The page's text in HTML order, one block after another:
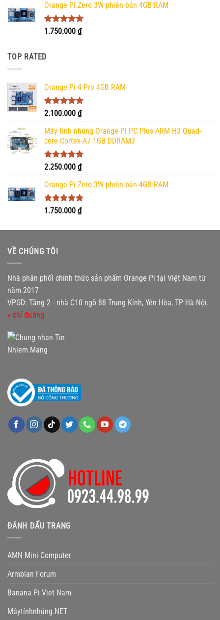
Orange Pi Zero 3W phiên bản 4GB RAM
Được xếp
1.750.000 ₫
TOP RATED
Orange Pi 4 Pro 4GB RAM
Được xếp
5 sao
2.100.000 ₫
Máy tính nhúng Orange Pi PC Plus ARM H3 Quad-
core Cortex-A7 1GB DDRAM3
Được xếp
5 sao
2.250.000 ₫
Orange Pi Zero 3W phiên bản 4GB RAM
Được xếp
1.750.000 ₫
VỀ CHÚNG TÔI
Nhà phân phối chính thức sản phẩm Orange Pi tại Việt Nam từ
năm 2017
VPGD: Tầng 2 - nhà C10 ngõ 88 Trung Kính, Yên Hòa, TP Hà Nội.
» chỉ đường
ĐÁNH DẤU TRANG
AMN Mini Computer
Armbian Forum
Banana Pi Viet Nam
Máytínhnhúng.NET